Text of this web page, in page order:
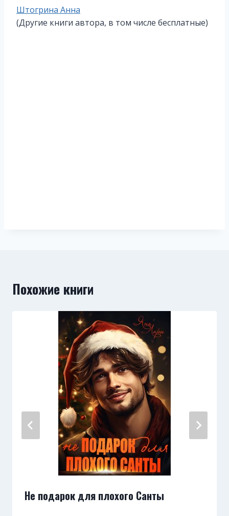
Метки
записи:
Штогрина Анна
(Другие книги автора, в том числе бесплатные)
Похожие книги
Не подарок для плохого Санты